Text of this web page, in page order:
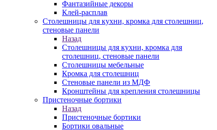
Фантазийные декоры
Клей-расплав
Столешницы для кухни, кромка для столешниц,
стеновые панели
Назад
Столешницы для кухни, кромка для
столешниц, стеновые панели
Столешницы мебельные
Кромка для столешниц
Стеновые панели из МДФ
Кронштейны для крепления столешницы
Пристеночные бортики
Назад
Пристеночные бортики
Бортики овальные